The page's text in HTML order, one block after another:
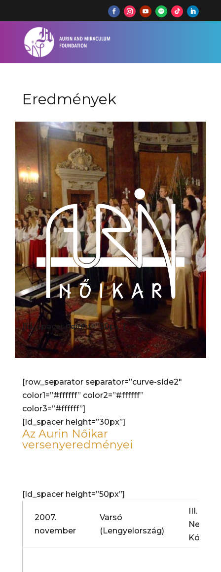
Eredmények
[ld_spacer height=”30px”]
[row_separator separator=”curve-side2″
color1=”#ffffff” color2=”#ffffff”
color3=”#ffffff”]
[ld_spacer height=”30px”]
Az Aurin Nőikar
versenyeredményei
[ld_spacer height=”50px”]
2007.
november
Varsó
(Lengyelország)
III.